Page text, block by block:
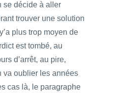
se décide à aller
trouver une solution
plus trop moyen de
est tombé, au
d’arrêt, au pire,
va oublier les années
cas là, le paragraphe